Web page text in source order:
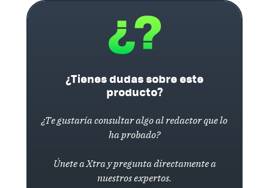
¿Tienes dudas sobre este
producto?
¿Te gustaría consultar algo al redactor que lo
ha probado?
Únete a Xtra y pregunta directamente a
nuestros expertos.